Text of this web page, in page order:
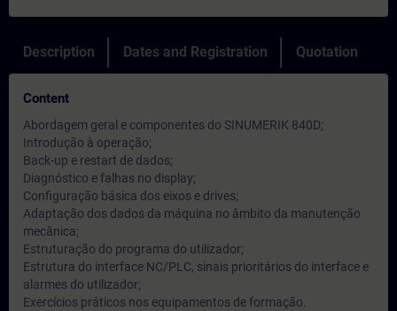
Description Dates and Registration Quotation
Content
Abordagem geral e componentes do SINUMERIK 840D;
Introdução à operação;
Back-up e restart de dados;
Diagnóstico e falhas no display;
Configuração básica dos eixos e drives;
Adaptação dos dados da máquina no âmbito da manutenção
mecânica;
Estruturação do programa do utilizador;
Estrutura do interface NC/PLC, sinais prioritários do interface e
alarmes do utilizador;
Exercícios práticos nos equipamentos de formação.